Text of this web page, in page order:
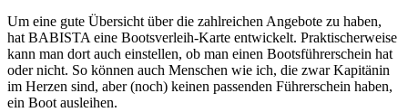
Um eine gute Übersicht über die zahlreichen Angebote zu haben,
hat BABISTA eine Bootsverleih-Karte entwickelt. Praktischerweise
kann man dort auch einstellen, ob man einen Bootsführerschein hat
oder nicht. So können auch Menschen wie ich, die zwar Kapitänin
im Herzen sind, aber (noch) keinen passenden Führerschein haben,
ein Boot ausleihen.